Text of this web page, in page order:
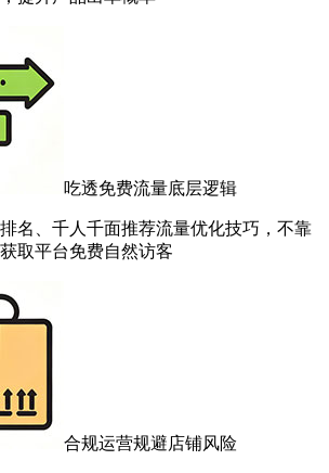
吃透免费流量底层逻辑
名、千人千面推荐流量优化技巧，不靠
取平台免费自然访客
合规运营规避店铺风险